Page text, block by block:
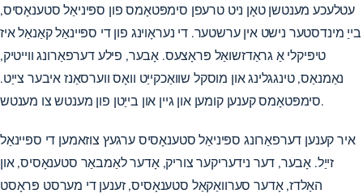
עטלעכע מענטשן טאָן ניט טרעפן סימפּטאָמס פון ספּיניאַל סטענאָסיס,
בייַ מינדסטער נישט אין ערשטער. די נעראָוינג פון די ספּיינאַל קאַנאַל איז
טיפּיקלי אַ גראַדזשואַל פּראָצעס. אָבער, פילע דערפאַרונג ווייטיק,
נאַמנאַס, טינגגלינג און מוסקל שוואַכקייַט וואָס ווערסאַנז איבער צייַט.
סימפּטאָמס קענען קומען און גיין און בייַטן פון מענטש צו מענטש.
איר קענען דערפאַרונג ספּיניאַל סטענאָסיס ערגעץ צוזאמען די ספּיינאַל
זייַל. אָבער, דער נידעריקער צוריק, אָדער לאַמבאַר סטענאָסיס, און
האַלדז, אָדער סערוואַקאַל סטענאָסיס, זענען די מערסט פּראָסט